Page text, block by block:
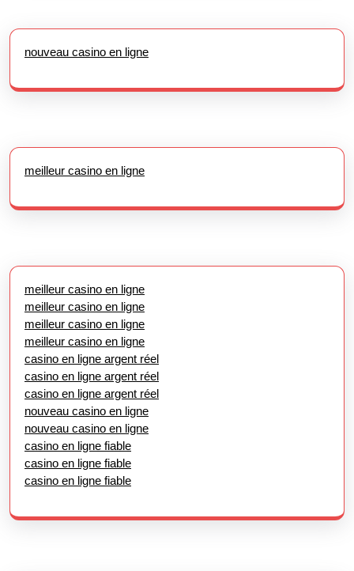
nouveau casino en ligne
meilleur casino en ligne
meilleur casino en ligne
meilleur casino en ligne
meilleur casino en ligne
meilleur casino en ligne
casino en ligne argent réel
casino en ligne argent réel
casino en ligne argent réel
nouveau casino en ligne
nouveau casino en ligne
casino en ligne fiable
casino en ligne fiable
casino en ligne fiable